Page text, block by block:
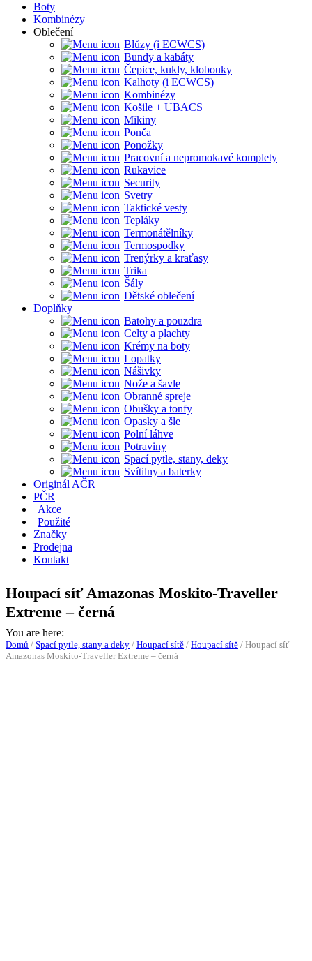
Boty
Kombinézy
Oblečení
Blůzy (i ECWCS)
Bundy a kabáty
Čepice, kukly, klobouky
Kalhoty (i ECWCS)
Kombinézy
Košile + UBACS
Mikiny
Ponča
Ponožky
Pracovní a nepromokavé komplety
Rukavice
Security
Svetry
Taktické vesty
Tepláky
Termonátělníky
Termospodky
Trenýrky a kraťasy
Trika
Šály
Dětské oblečení
Doplňky
Batohy a pouzdra
Celty a plachty
Krémy na boty
Lopatky
Nášivky
Nože a šavle
Obranné spreje
Obušky a tonfy
Opasky a šle
Polní láhve
Potraviny
Spací pytle, stany, deky
Svítilny a baterky
Originál AČR
PČR
Akce
Použité
Značky
Prodejna
Kontakt
Houpací síť Amazonas Moskito-Traveller
Extreme – černá
You are here:
Domů / Spací pytle, stany a deky / Houpací sítě / Houpací sítě / Houpací síť
Amazonas Moskito-Traveller Extreme – černá